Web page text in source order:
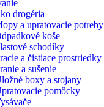
drogéria
a upratovacie potreby
koše
schodíky
a čistiace prostriedky
a sušenie
boxy a stojany
pomôcky